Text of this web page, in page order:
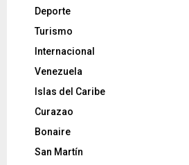
Deporte
Turismo
Internacional
Venezuela
Islas del Caribe
Curazao
Bonaire
San Martín